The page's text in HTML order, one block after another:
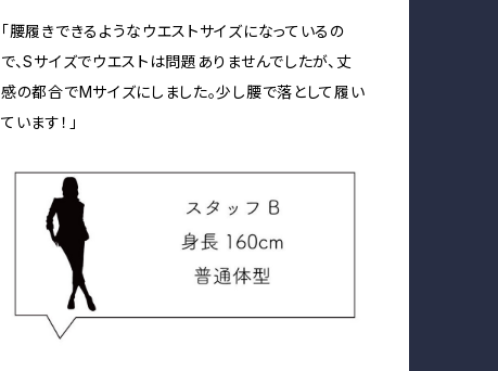
「腰履きできるようなウエストサイズになっているの
で、Sサイズでウエストは問題ありませんでしたが、丈
感の都合でMサイズにしました。少し腰で落として履い
ています！」